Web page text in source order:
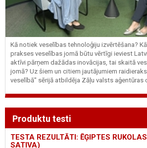
Kā notiek veselības tehnoloģiju izvērtēšana?
prakses veselības jomā būtu vērtīgi ieviest
aktīvi pārņem dažādas inovācijas, tai skaitā
jomā? Uz šiem un citiem jautājumiem
veselībā" sērijā atbildēja Zāļu valsts aģentūras
Produktu testi
TESTA REZULTĀTI: ĒĢIPTES
SATIVA)